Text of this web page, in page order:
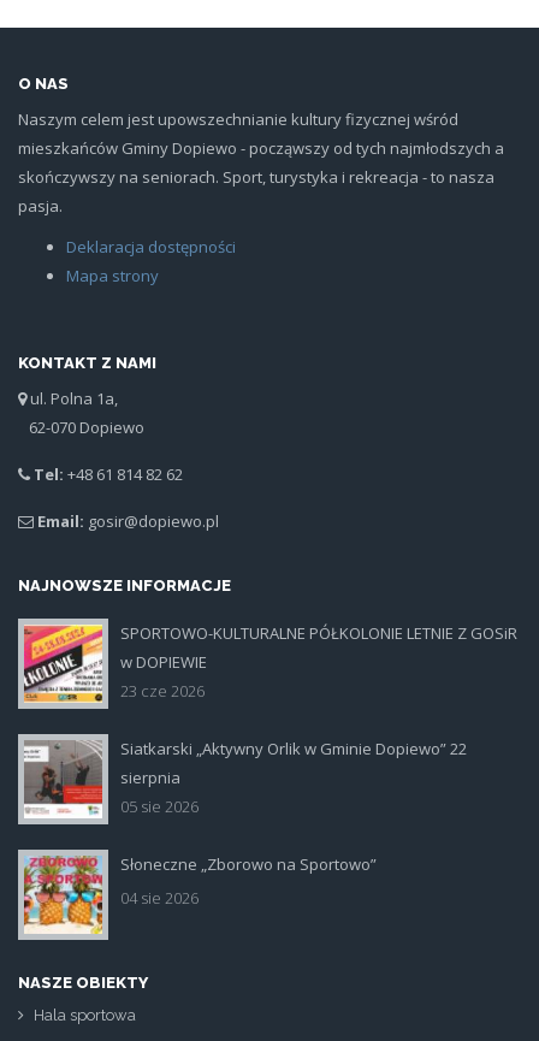
O NAS
Naszym celem jest upowszechnianie kultury fizycznej wśród
mieszkańców Gminy Dopiewo - począwszy od tych najmłodszych a
skończywszy na seniorach. Sport, turystyka i rekreacja - to nasza
pasja.
Deklaracja dostępności
Mapa strony
KONTAKT Z NAMI
ul. Polna 1a,
62-070 Dopiewo
Tel: +48 61 814 82 62
Email: gosir@dopiewo.pl
NAJNOWSZE INFORMACJE
plakat.jpg
SPORTOWO-KULTURALNE PÓŁKOLONIE LETNIE Z GOSiR
w DOPIEWIE
23 cze 2026
siatka_poziom.jpg
Siatkarski „Aktywny Orlik w Gminie Dopiewo” 22
sierpnia
05 sie 2026
Słoneczne „Zborowo na Sportowo”
04 sie 2026
NASZE OBIEKTY
Hala sportowa